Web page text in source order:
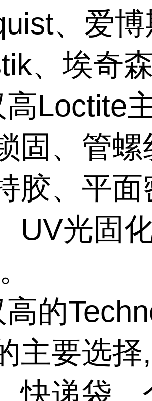
、爱
、埃奇
Loctite
固、管螺
胶、平面
UV光固
的
主要选
快递袋、